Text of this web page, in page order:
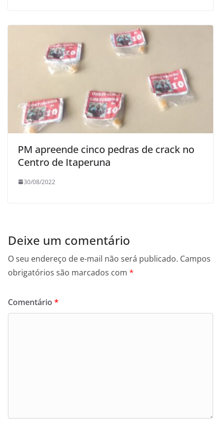
PM apreende cinco pedras de crack no
Centro de Itaperuna
30/08/2022
Deixe um comentário
O seu endereço de e-mail não será publicado. Campos
obrigatórios são marcados com *
Comentário *